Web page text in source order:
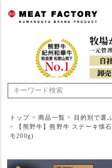
トップ 商品一覧 目的別で選
【熊野牛】熊野牛 ステーキ懐
モ200g)